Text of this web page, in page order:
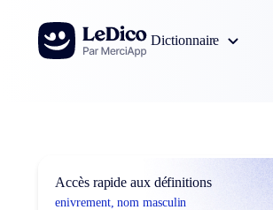
Aller au contenu
Dictionnaire
Accès rapide aux définitions
enivrement, nom masculin